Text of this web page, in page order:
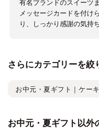
有名ブランドのスイーツ
メッセージカードを付け
り、しっかり感謝の気持
さらにカテゴリーを絞
お中元・夏ギフト｜ケーキ
お中元・夏ギフト以外